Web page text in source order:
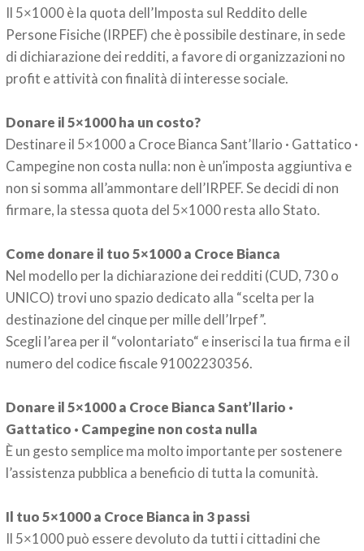
Il 5×1000 è la quota dell’Imposta sul Reddito delle
Persone Fisiche (IRPEF) che è possibile destinare, in sede
di dichiarazione dei redditi, a favore di organizzazioni no
profit e attività con finalità di interesse sociale.
Donare il 5×1000 ha un costo?
Destinare il 5×1000 a Croce Bianca Sant’Ilario · Gattatico ·
Campegine non costa nulla: non è un’imposta aggiuntiva e
non si somma all’ammontare dell’IRPEF. Se decidi di non
firmare, la stessa quota del 5×1000 resta allo Stato.
Come donare il tuo 5×1000 a Croce Bianca
Nel modello per la dichiarazione dei redditi (CUD, 730 o
UNICO) trovi uno spazio dedicato alla “scelta per la
destinazione del cinque per mille dell’Irpef”.
Scegli l’area per il “volontariato“ e inserisci la tua firma e il
numero del codice fiscale 91002230356.
Donare il 5×1000 a Croce Bianca Sant’Ilario ·
Gattatico · Campegine non costa nulla
È un gesto semplice ma molto importante per sostenere
l’assistenza pubblica a beneficio di tutta la comunità.
Il tuo 5×1000 a Croce Bianca in 3 passi
Il 5×1000 può essere devoluto da tutti i cittadini che